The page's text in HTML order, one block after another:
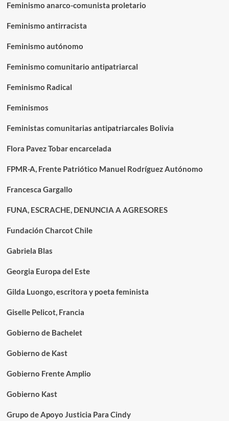
Feminismo anarco-comunista proletario
Feminismo antirracista
Feminismo autónomo
Feminismo comunitario antipatriarcal
Feminismo Radical
Feminismos
Feministas comunitarias antipatriarcales Bolivia
Flora Pavez Tobar encarcelada
FPMR-A, Frente Patriótico Manuel Rodríguez Autónomo
Francesca Gargallo
FUNA, ESCRACHE, DENUNCIA A AGRESORES
Fundación Charcot Chile
Gabriela Blas
Georgia Europa del Este
Gilda Luongo, escritora y poeta feminista
Giselle Pelicot, Francia
Gobierno de Bachelet
Gobierno de Kast
Gobierno Frente Amplio
Gobierno Kast
Grupo de Apoyo Justicia Para Cindy